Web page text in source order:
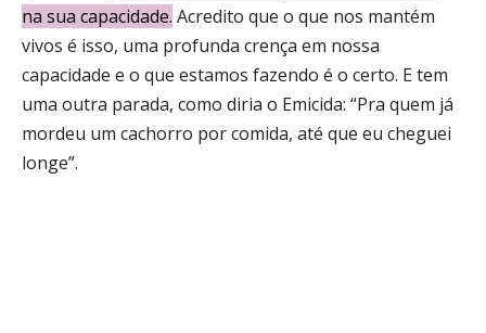
na sua capacidade. Acredito que o que nos mantém
vivos é isso, uma profunda crença em nossa
capacidade e o que estamos fazendo é o certo. E tem
uma outra parada, como diria o Emicida: “Pra quem já
mordeu um cachorro por comida, até que eu cheguei
longe”.